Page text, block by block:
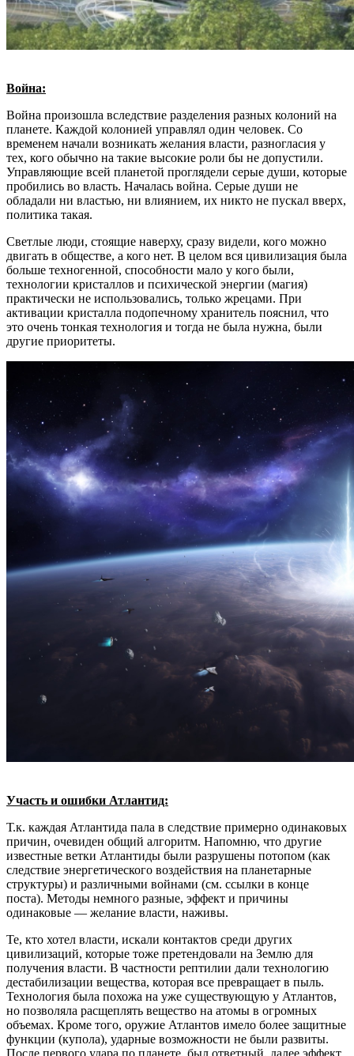
Война:
Война произошла вследствие разделения разных колоний на
планете. Каждой колонией управлял один человек. Со
временем начали возникать желания власти, разногласия у
тех, кого обычно на такие высокие роли бы не допустили.
Управляющие всей планетой проглядели серые души, которые
пробились во власть. Началась война. Серые души не
обладали ни властью, ни влиянием, их никто не пускал вверх,
политика такая.
Светлые люди, стоящие наверху, сразу видели, кого можно
двигать в обществе, а кого нет. В целом вся цивилизация была
больше техногенной, способности мало у кого были,
технологии кристаллов и психической энергии (магия)
практически не использовались, только жрецами. При
активации кристалла подопечному хранитель пояснил, что
это очень тонкая технология и тогда не была нужна, были
другие приоритеты.
Участь и ошибки Атлантид:
Т.к. каждая Атлантида пала в следствие примерно одинаковых
причин, очевиден общий алгоритм. Напомню, что другие
известные ветки Атлантиды были разрушены потопом (как
следствие энергетического воздействия на планетарные
структуры) и различными войнами (см. ссылки в конце
поста). Методы немного разные, эффект и причины
одинаковые — желание власти, наживы.
Те, кто хотел власти, искали контактов среди других
цивилизаций, которые тоже претендовали на Землю для
получения власти. В частности рептилии дали технологию
дестабилизации вещества, которая все превращает в пыль.
Технология была похожа на уже существующую у Атлантов,
но позволяла расщеплять вещество на атомы в огромных
объемах. Кроме того, оружие Атлантов имело более защитные
функции (купола), ударные возможности не были развиты.
После первого удара по планете, был ответный, далее эффект